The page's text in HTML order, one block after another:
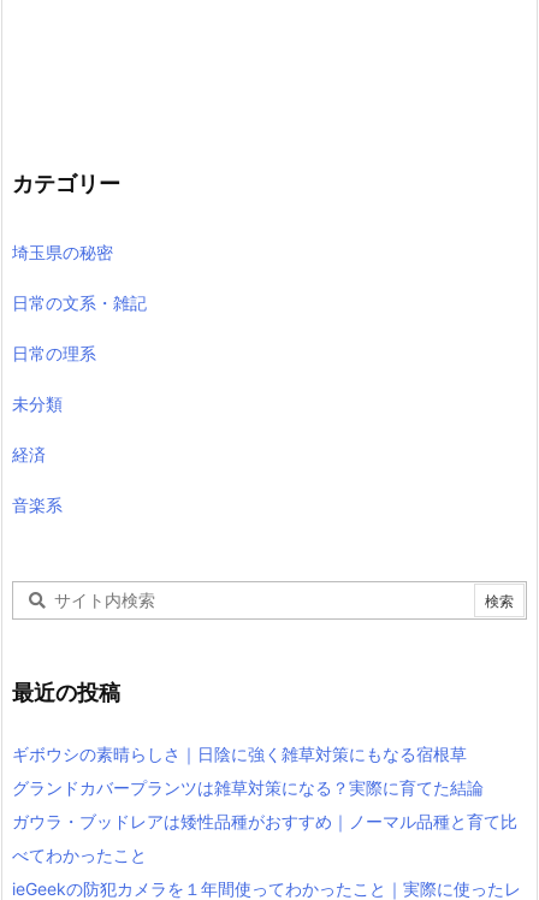
カテゴリー
埼玉県の秘密
日常の文系・雑記
日常の理系
未分類
経済
音楽系
最近の投稿
ギボウシの素晴らしさ｜日陰に強く雑草対策にもなる宿根草
グランドカバープランツは雑草対策になる？実際に育てた結論
ガウラ・ブッドレアは矮性品種がおすすめ｜ノーマル品種と育て比
べてわかったこと
ieGeekの防犯カメラを１年間使ってわかったこと｜実際に使ったレ